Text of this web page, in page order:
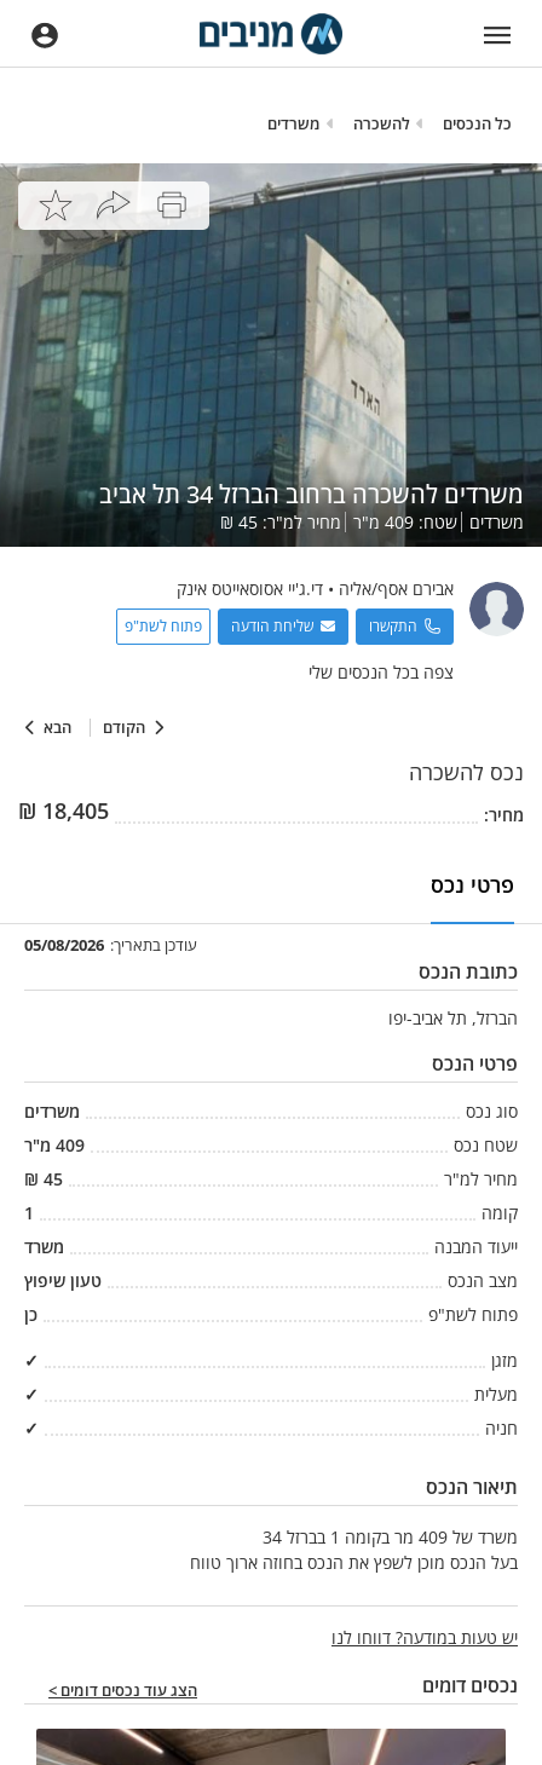
כל הנכסים להשכרה משרדים
הקודם הבא
משרדים להשכרה ברחוב הברזל 34 תל אביב
משרדים שטח: 409 מ"ר מחיר למ"ר: 45
₪
אבירם אסף/אליה • די.ג'יי אסוסאייטס אינק
התקשרו שליחת הודעה פתוח לשת"פ
צפה בכל הנכסים שלי
נכס להשכרה
מחיר: 18,405
₪
פרטי נכס
עודכן בתאריך: 05/08/2026
כתובת הנכס
הברזל, תל אביב-יפו
פרטי הנכס
סוג נכס
משרדים
שטח נכס
409 מ"ר
מחיר למ"ר
45
₪
קומה
1
ייעוד המבנה
משרד
מצב הנכס
טעון שיפוץ
פתוח לשת"פ
כן
מזגן
✓
מעלית
✓
חניה
✓
תיאור הנכס
משרד של 409 מר בקומה 1 בברזל 34
בעל הנכס מוכן לשפץ את הנכס בחוזה ארוך טווח
יש טעות במודעה? דווחו לנו
נכסים דומים הצג עוד נכסים דומים >